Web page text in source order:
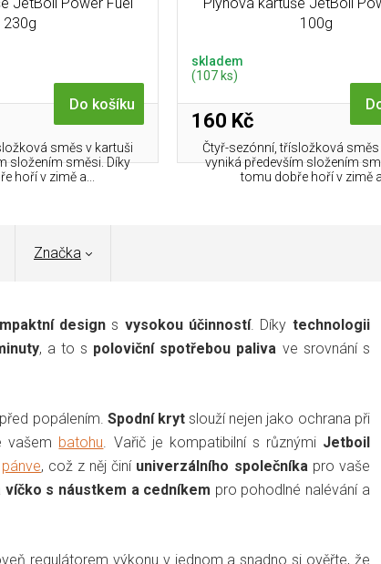
230g
Do košíku
směs v kartuši
složením směsi. Díky
hoří v zimě a...
100g
skladem
(107 ks)
160 Kč
Čtyř-sezónní, třísložková směs
vyniká především složením
tomu dobře hoří v zimě
Značka
design s vysokou účinností. Díky technologii
, a to s poloviční spotřebou paliva ve srovnání s
popálením. Spodní krytslouží nejen jako ochrana při
vašem batohu. Vařič je kompatibilní s různými Jetboil
pánve, což z něj činí univerzálního společníkapro vaše
víčko s náustkem a cedníkem pro pohodlné nalévání a
regulátorem výkonu v jednom a snadno si ověřte, že